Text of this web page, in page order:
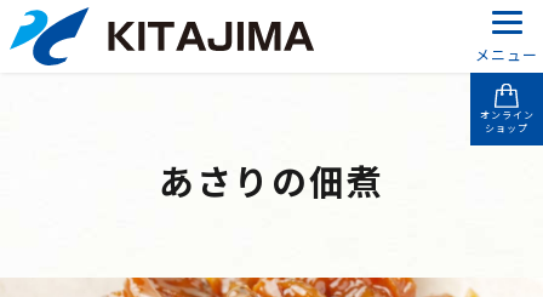
メニュー
オンライン
ショップ
あさりの佃煮